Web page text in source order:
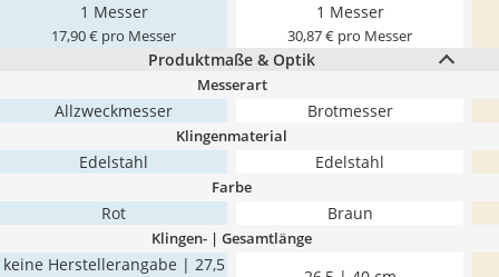
1 Messer
17,90 € pro Messer
1 Messer
30,87 € pro Messer
Produktmaße & Optik
Messerart
Allzweckmesser Brotmesser
Klingenmaterial
Edelstahl Edelstahl
Farbe
Rot Braun
Klingen- | Gesamtlänge
keine Herstellerangabe | 27,5